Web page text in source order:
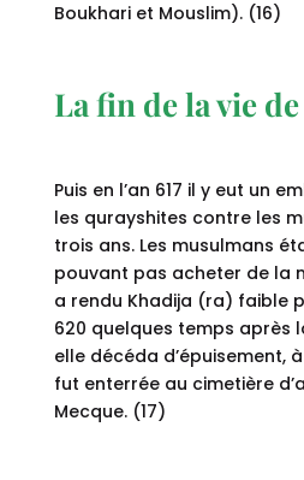
Boukhari et Mouslim). (16)
La fin de la vie
Puis en l’an 617 il y eut un
les qurayshites contre les
trois ans. Les musulmans
pouvant pas acheter de la
a rendu Khadija (ra) faible
620 quelques temps après
elle décéda d’épuisement,
fut enterrée au cimetière
Mecque. (17)